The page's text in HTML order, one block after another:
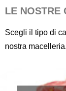
LE NOSTRE
Scegli il tipo di
nostra macelleria.